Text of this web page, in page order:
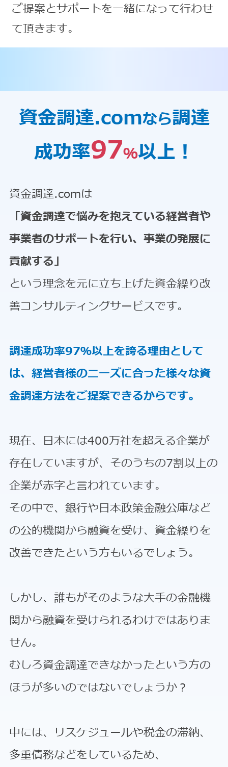
ご提案とサポートを一緒になって行わせ
て頂きます。
資金調達.comなら調達
成功率97％以上！
資金調達.comは
「資金調達で悩みを抱えている経営者や
事業者のサポートを行い、事業の発展に
貢献する」
という理念を元に立ち上げた資金繰り改
善コンサルティングサービスです。
調達成功率97％以上を誇る理由として
は、経営者様のニーズに合った様々な資
金調達方法をご提案できるからです。
現在、日本には400万社を超える企業が
存在していますが、そのうちの7割以上の
企業が赤字と言われています。
その中で、銀行や日本政策金融公庫など
の公的機関から融資を受け、資金繰りを
改善できたという方もいるでしょう。
しかし、誰もがそのような大手の金融機
関から融資を受けられるわけではありま
せん。
むしろ資金調達できなかったという方の
ほうが多いのではないでしょうか？
中には、リスケジュールや税金の滞納、
多重債務などをしているため、